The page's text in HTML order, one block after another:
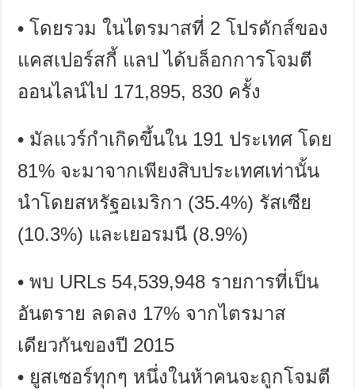
•โดยรวม ในไตรมาสที่ 2โปรดักส์ของ
แคสเปอร์สกี้ แลป ได้บล็อกการโจมตี
ออนไลน์ไป 171,895, 830 ครั้ง
• มัลแวร์กำเกิดขึ้นใน 191 ประเทศ โดย
81% จะมาจากเพียงสิบประเทศเท่านั้น
นำโดยสหรัฐอเมริกา (35.4%) รัสเซีย
(10.3%) และเยอรมนี (8.9%)
•พบ URLs 54,539,948 รายการที่เป็น
อันตราย ลดลง 17% จากไตรมาส
เดียวกันของปี 2015
• ยูสเซอร์ทุกๆ หนึ่งในห้าคนจะถูกโจมตี